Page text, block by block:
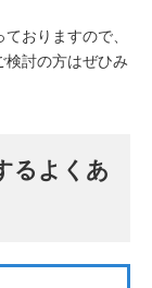
おりますので、
検討の方はぜひみ
るよくあ